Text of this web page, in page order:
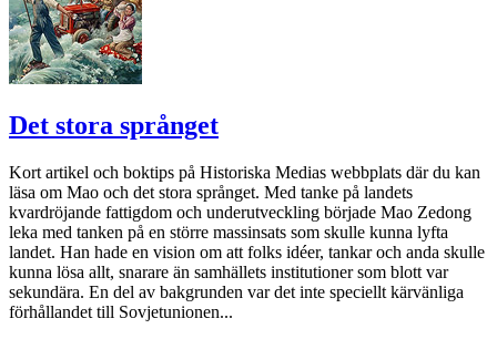
Det stora språnget
Kort artikel och boktips på Historiska Medias webbplats där du kan
läsa om Mao och det stora språnget. Med tanke på landets
kvardröjande fattigdom och underutveckling började Mao Zedong
leka med tanken på en större massinsats som skulle kunna lyfta
landet. Han hade en vision om att folks idéer, tankar och anda skulle
kunna lösa allt, snarare än samhällets institutioner som blott var
sekundära. En del av bakgrunden var det inte speciellt kärvänliga
förhållandet till Sovjetunionen...